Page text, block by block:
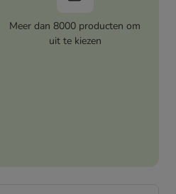
Meer dan 8000 producten om
uit te kiezen